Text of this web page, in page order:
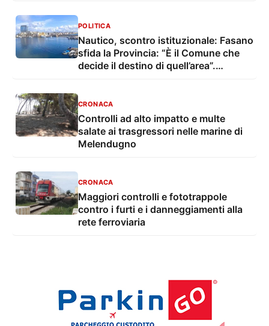
POLITICA
Nautico, scontro istituzionale: Fasano
sfida la Provincia: “È il Comune che
decide il destino di quell’area”.
CRONACA
Controlli ad alto impatto e multe
salate ai trasgressori nelle marine di
Melendugno
CRONACA
Maggiori controlli e fototrappole
contro i furti e i danneggiamenti alla
rete ferroviaria